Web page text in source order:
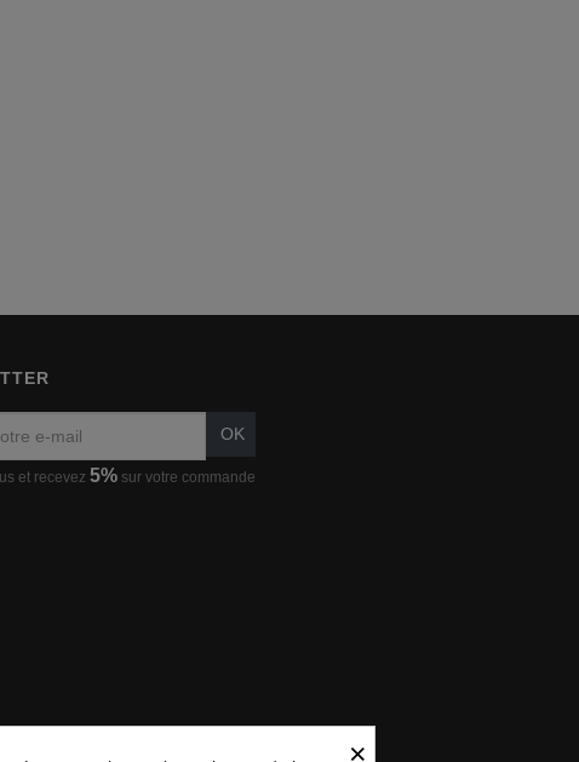
OK
et recevez 5% sur votre commande
×